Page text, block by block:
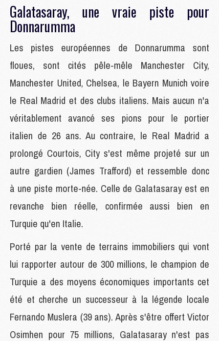
Galatasaray, une vraie piste pour
Donnarumma
Les pistes européennes de Donnarumma sont
floues, sont cités pêle-mêle Manchester City,
Manchester United, Chelsea, le Bayern Munich voire
le Real Madrid et des clubs italiens. Mais aucun n'a
véritablement avancé ses pions pour le portier
italien de 26 ans. Au contraire, le Real Madrid a
prolongé Courtois, City s'est même projeté sur un
autre gardien (James Trafford) et ressemble donc
à une piste morte-née. Celle de Galatasaray est en
revanche bien réelle, confirmée aussi bien en
Turquie qu'en Italie.
Porté par la vente de terrains immobiliers qui vont
lui rapporter autour de 300 millions, le champion de
Turquie a des moyens économiques importants cet
été et cherche un successeur à la légende locale
Fernando Muslera (39 ans). Après s'être offert Victor
Osimhen pour 75 millions, Galatasaray n'est pas